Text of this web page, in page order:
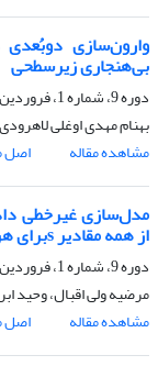
وارون‌سازی دوبُعدی
بی‌هنجاری‌‌ زیرسطحی
دوره 9، شماره 1، فروردین و اردیبهشت 1394
بهنام مهدی اوغلی
مشاهده مقاله
اصل
مدل‌سازی غیرخطی
از همه مقادیر sبرای هر فاکتور شکل
دوره 9، شماره 1، فروردین و اردیبهشت 1394
مرضیه ولی اقبال، وحید
مشاهده مقاله
اصل